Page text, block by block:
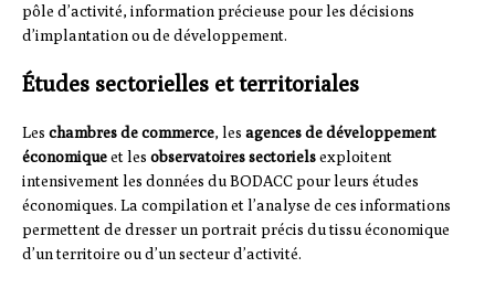
pôle d’activité, information précieuse pour les décisions
d’implantation ou de développement.
Études sectorielles et territoriales
Les chambres de commerce, les agences de développement
économiqueet les observatoires sectorielsexploitent
intensivement les données du BODACC pour leurs études
économiques. La compilation et l’analyse de ces informations
permettent de dresser un portrait précis du tissu économique
d’un territoire ou d’un secteur d’activité.